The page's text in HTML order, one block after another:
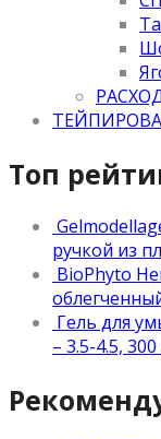
Топ
ручкой из
BioPhyto
Гель для
– 3.5-4.5,